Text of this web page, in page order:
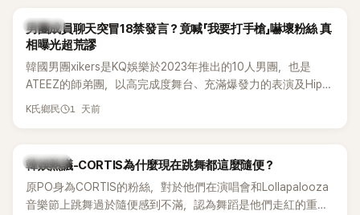
不僅展現兩人多年不變的好交情，她幾乎素顏入鏡的真實模
樣，也意外掀起網友熱議。
K-POP
男團成員聊天突冒18禁發言？竟喊「我要打手槍」嚇壞粉絲 真
相曝光超荒謬
韓國男團xikers是KQ娛樂於2023年推出的10人男團，也是
ATEEZ的師弟團，以高完成度舞台、充滿爆發力的表演及Hip-
Hop風格聞名，出道後迅速累積大批海內外粉絲，近年也陸續
K氏鄉民 1 天前
熱議討論
韓娛熱議-CORTIS為什麼現在跳舞都這麼隨便？
原PO身為CORTIS的粉絲，對於他們在演唱會和Lollapalooza
音樂節上跳舞過於隨便感到不滿，認為舞蹈是他們走紅的重要